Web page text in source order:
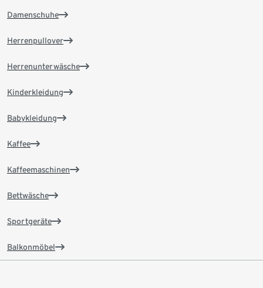
Damenschuhe
Herrenpullover
Herrenunterwäsche
Kinderkleidung
Babykleidung
Kaffee
Kaffeemaschinen
Bettwäsche
Sportgeräte
Balkonmöbel